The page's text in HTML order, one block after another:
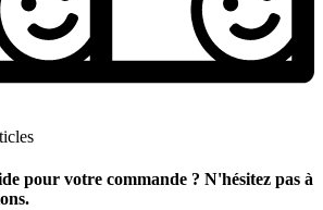
pour votre commande ? N'hésitez pas à